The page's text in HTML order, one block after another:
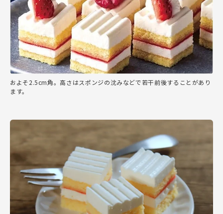
およそ2.5cm角。高さはスポンジの沈みなどで若干前後することがあり
ます。